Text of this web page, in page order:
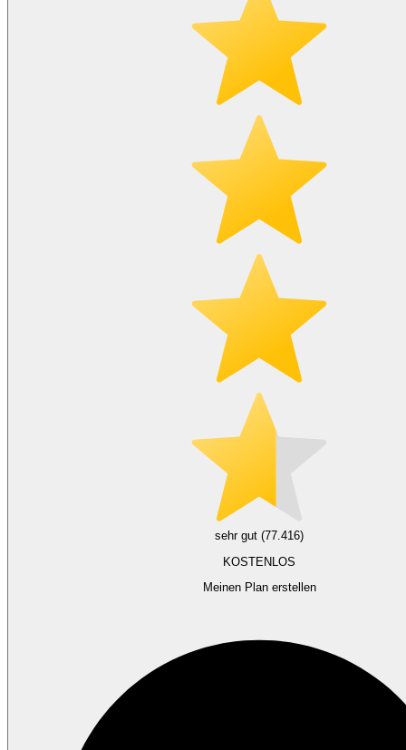
sehr gut (77.416)
KOSTENLOS
Meinen Plan erstellen